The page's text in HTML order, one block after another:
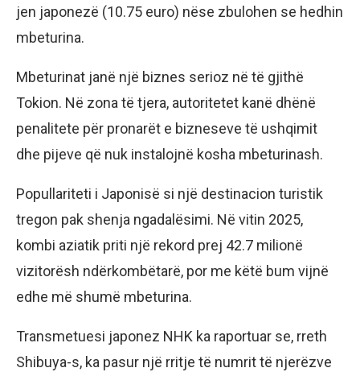
jen japonezë (10.75 euro) nëse zbulohen se hedhin
mbeturina.
Mbeturinat janë një biznes serioz në të gjithë
Tokion. Në zona të tjera, autoritetet kanë dhënë
penalitete për pronarët e bizneseve të ushqimit
dhe pijeve që nuk instalojnë kosha mbeturinash.
Popullariteti i Japonisë si një destinacion turistik
tregon pak shenja ngadalësimi. Në vitin 2025,
kombi aziatik priti një rekord prej 42.7 milionë
vizitorësh ndërkombëtarë, por me këtë bum vijnë
edhe më shumë mbeturina.
Transmetuesi japonez NHK ka raportuar se, rreth
Shibuya-s, ka pasur një rritje të numrit të njerëzve